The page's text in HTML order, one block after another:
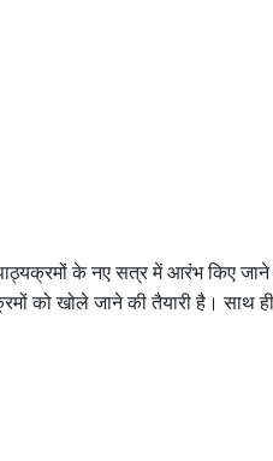
पाठ्यक्रमों के नए सत्र में आरंभ किए
को खोले जाने की तैयारी है।